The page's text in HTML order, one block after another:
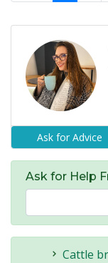
Ask for Advice
Ask for Help
Cattle